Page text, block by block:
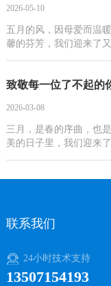
2026-05-10
五月的风，因母爱而温
馨的芬芳，我们迎来了
致敬每一位了不起的
2026-03-08
三月，是春的序曲，也
美的日子里，我们迎来
联系我们
24小时技术支持
13507154193